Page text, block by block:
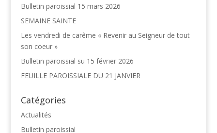
Bulletin paroissial 15 mars 2026
SEMAINE SAINTE
Les vendredi de carême « Revenir au Seigneur de tout
son coeur »
Bulletin paroissial su 15 février 2026
FEUILLE PAROISSIALE DU 21 JANVIER
Catégories
Actualités
Bulletin paroissial